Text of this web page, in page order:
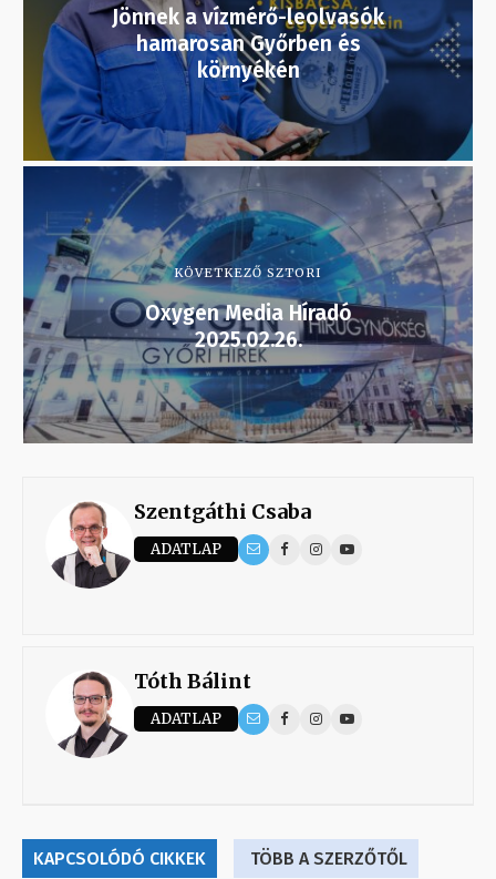
Jönnek a vízmérő-leolvasók
hamarosan Győrben és
környékén
KÖVETKEZŐ SZTORI
Oxygen Media Híradó
2025.02.26.
Szentgáthi Csaba
ADATLAP
Tóth Bálint
ADATLAP
KAPCSOLÓDÓ CIKKEK TÖBB A SZERZŐTŐL